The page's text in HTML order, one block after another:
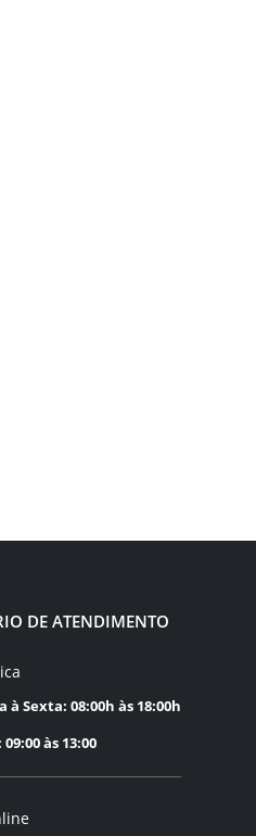
DE ATENDIMENTO
à Sexta: 08:00h às 18:00h
às 13:00